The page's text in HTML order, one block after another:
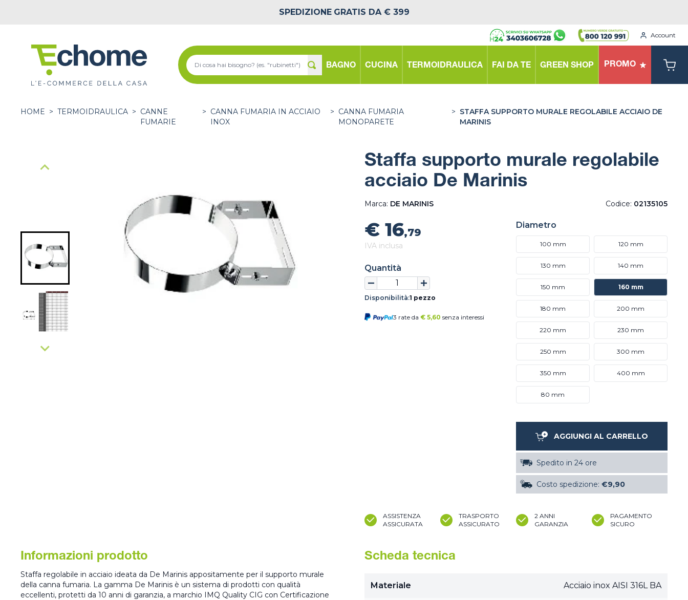
SPEDIZIONE GRATIS DA € 399
Account
BAGNO CUCINA TERMOIDRAULICA FAI DA TE GREEN SHOP PROMO
HOME > TERMOIDRAULICA > CANNE
FUMARIE
> CANNA FUMARIA IN ACCIAIO
INOX
> CANNA FUMARIA
MONOPARETE
> STAFFA SUPPORTO MURALE REGOLABILE ACCIAIO DE
MARINIS
Staffa supporto murale regolabile
acciaio De Marinis
Marca: DE MARINIS Codice: 02135105
€ 16,79
IVA inclusa
Quantità
Disponibilità:1 pezzo
3 rate da € 5,60 senza interessi
Diametro
100 mm 120 mm
130 mm 140 mm
150 mm 160 mm
180 mm 200 mm
220 mm 230 mm
250 mm 300 mm
350 mm 400 mm
80 mm
AGGIUNGI AL CARRELLO
Spedito in 24 ore
Costo spedizione: €9,90
ASSISTENZA
ASSICURATA
TRASPORTO
ASSICURATO
2 ANNI
GARANZIA
PAGAMENTO
SICURO
Informazioni prodotto
Staffa regolabile in acciaio ideata da De Marinis appositamente per il supporto murale
della canna fumaria. La gamma De Marinis è un sistema di prodotti con qualità
eccellenti, protetti da 10 anni di garanzia, a marchio IMQ Quality CIG con Certificazione
Scheda tecnica
Materiale Acciaio inox AISI 316L BA